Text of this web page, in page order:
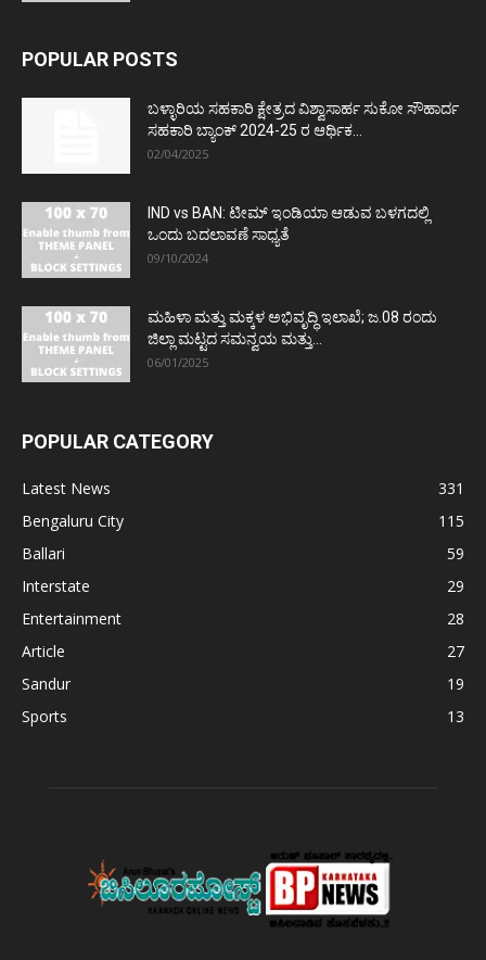
POPULAR POSTS
ಬಳ್ಳಾರಿಯ ಸಹಕಾರಿ ಕ್ಷೇತ್ರದ ವಿಶ್ವಾಸಾರ್ಹ ಸುಕೋ ಸೌಹಾರ್ದ
ಸಹಕಾರಿ ಬ್ಯಾಂಕ್ 2024-25 ರ ಆರ್ಥಿಕ...
02/04/2025
IND vs BAN: ಟೀಮ್ ಇಂಡಿಯಾ ಆಡುವ ಬಳಗದಲ್ಲಿ
ಒಂದು ಬದಲಾವಣೆ ಸಾಧ್ಯತೆ
09/10/2024
ಮಹಿಳಾ ಮತ್ತು ಮಕ್ಕಳ ಅಭಿವೃದ್ಧಿ ಇಲಾಖೆ; ಜ.08 ರಂದು
ಜಿಲ್ಲಾ ಮಟ್ಟದ ಸಮನ್ವಯ ಮತ್ತು...
06/01/2025
POPULAR CATEGORY
Latest News
331
Bengaluru City
115
Ballari
59
Interstate
29
Entertainment
28
Article
27
Sandur
19
Sports
13